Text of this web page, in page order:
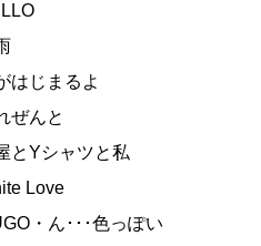
はじまるよ
ぜんと
とYシャツと私
Love
・ん･･･色っぽい